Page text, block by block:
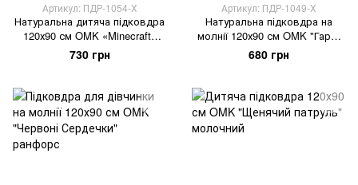
Артикул: ПДР-1054-Х
Натуральна дитяча підковдра
120х90 см OMK «Minecraft»
зелений ранфорс
730 грн
Артикул: ПДР-1049-Х
Натуральна підковдра на
молнії 120х90 см OMK "Гаррі
Поттер" ранфорс
680 грн